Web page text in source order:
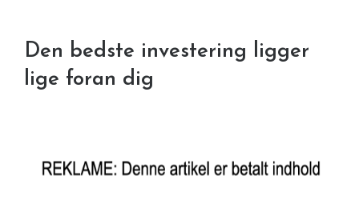
Den bedste investering ligger
lige foran dig